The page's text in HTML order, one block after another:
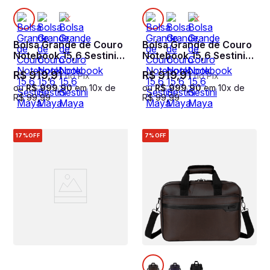
Bolsa Grande de Couro
Notebook 15,6 Sestini
Maya - Marrom
R$919,91no Pix
ouR$ 999,90em10x de
R$ 99,99
Bolsa Grande de Couro
Notebook 15,6 Sestini
Maya - Nude
R$919,91no Pix
ouR$ 999,90em10x de
R$ 99,99
17%OFF 7%OFF